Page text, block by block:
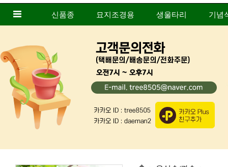
신품종 묘지조경용 생울타리 기념